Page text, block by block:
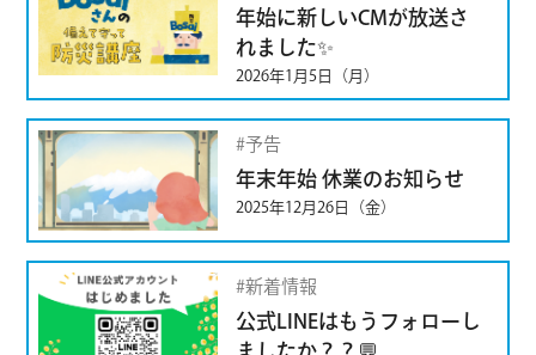
#広報
年始に新しいCMが放送さ
れました✨
2026年1月5日（月）
#予告
年末年始 休業のお知らせ
2025年12月26日（金）
#新着情報
公式LINEはもうフォローし
ましたか？？💬